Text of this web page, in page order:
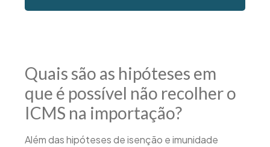
Quais são as hipóteses em
que é possível não recolher o
ICMS na importação?
Além das hipóteses de isenção e imunidade